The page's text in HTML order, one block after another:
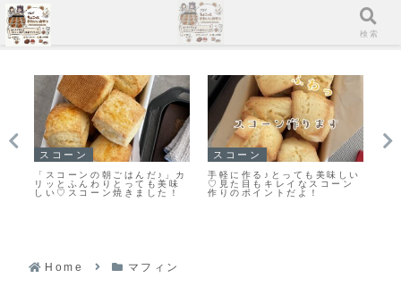
クッキー
また食べたくなる美味しさ♡
栗原はるみさんの塩クッキー
作ってみました！
イチ押し！！
「栗のマフィン」まるで栗の
バターケーキ🌰しっとり美味
しいマフィンレシピだよ！
Home マフィン
メニュー 検索